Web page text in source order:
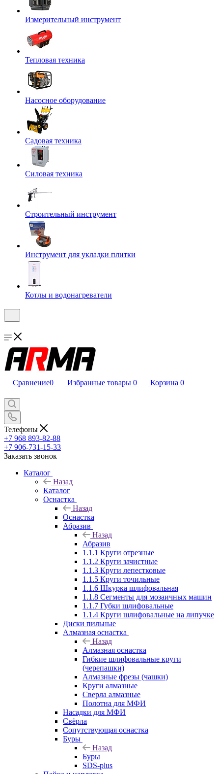
Измерительный инструмент
Тепловая техника
Насосное оборудование
Садовая техника
Силовая техника
Строительный инструмент
Инструмент для укладки плитки
Котлы и водонагреватели
Сравнение0 Избранные товары 0 Корзина 0
Телефоны
+7 968 893-82-88
+7 906-731-15-33
Заказать звонок
Каталог
Назад
Каталог
Оснастка
Назад
Оснастка
Абразив
Назад
Абразив
1.1.1 Круги отрезные
1.1.2 Круги зачистные
1.1.3 Круги лепестковые
1.1.5 Круги точильные
1.1.6 Шкурка шлифовальная
1.1.8 Сегменты для мозаичных машин
1.1.7 Губки шлифовальные
1.1.4 Круги шлифовальные на липучке
Диски пильные
Алмазная оснастка
Назад
Алмазная оснастка
Гибкие шлифовальные круги
(черепашки)
Алмазные фрезы (чашки)
Круги алмазные
Сверла алмазные
Полотна для МФИ
Насадки для МФИ
Свёрла
Сопутствующая оснастка
Буры
Назад
Буры
SDS-plus